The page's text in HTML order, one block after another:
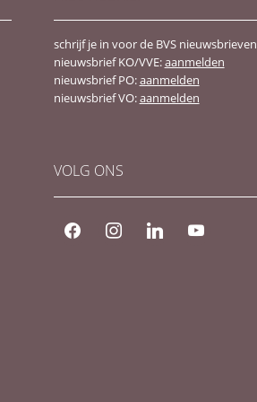
schrijf je in voor de BVS nieuwsbrieven
nieuwsbrief KO/VVE:aanmelden
nieuwsbrief PO:aanmelden
nieuwsbrief VO:aanmelden
VOLG ONS
facebook instagramlinkedin youtube